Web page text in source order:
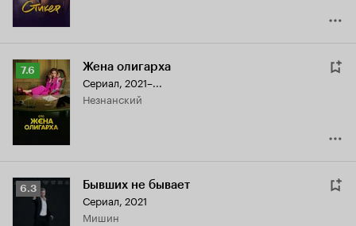
Рейтинг
Кинопоиска
7.6
7.6 Жена олигарха
Сериал, 2021–...
Незнанский
Рейтинг
Кинопоиска
6.3 Бывших не бывает
Сериал, 2021
Мишин